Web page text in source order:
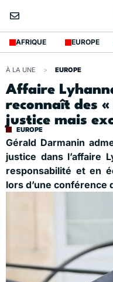
AFRIQUE EUROPE
À LA UNE > EUROPE
Affaire
reconnaît des
justice mais
EUROPE
Gérald Darmanin
justice dans l’affaire
responsabilité et en
lors d’une conférence